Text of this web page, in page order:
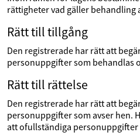
rättigheter vad gäller behandling
Rätt till tillgång
Den registrerade har rätt att
personuppgifter som behandlas
Rätt till rättelse
Den registrerade har rätt att
personuppgifter som avser hen.
att ofullständiga